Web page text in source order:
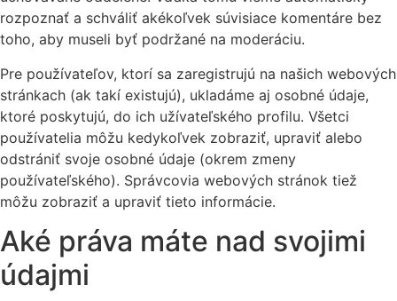
rozpoznať a schváliť akékoľvek súvisiace komentáre bez
toho, aby museli byť podržané na moderáciu.
Pre používateľov, ktorí sa zaregistrujú na našich webových
stránkach (ak takí existujú), ukladáme aj osobné údaje,
ktoré poskytujú, do ich užívateľského profilu. Všetci
používatelia môžu kedykoľvek zobraziť, upraviť alebo
odstrániť svoje osobné údaje (okrem zmeny
používateľského). Správcovia webových stránok tiež
môžu zobraziť a upraviť tieto informácie.
Aké práva máte nad svojimi
údajmi